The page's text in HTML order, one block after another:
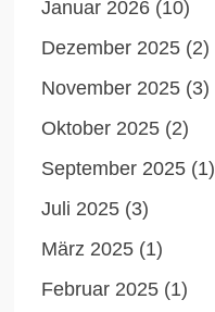
Januar 2026 (10)
Dezember 2025 (2)
November 2025 (3)
Oktober 2025 (2)
September 2025 (1)
Juli 2025 (3)
März 2025 (1)
Februar 2025 (1)